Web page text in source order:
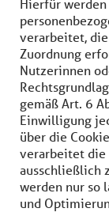
Hierfür
verarbeitet,
Zuordnung
Nutzerinnen
gemäß Art. 6
Einwilligung
über die
verarbeitet die
ausschließlich
werden nur so
und